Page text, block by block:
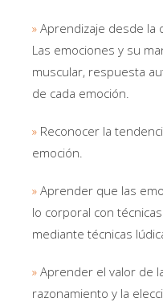
» Aprendizaje desde la
Las emociones y su
muscular, respuesta
de cada emoción.
» Reconocer la
emoción.
» Aprender que las
lo corporal con
mediante técnicas
» Aprender el valor de
razonamiento y la